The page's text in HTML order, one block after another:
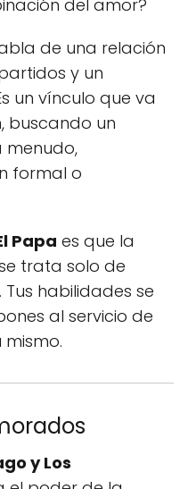
del amor?
de una relación
y un
un vínculo que va
buscando un
menudo,
formal o
Papa es que la
trata solo de
habilidades se
al servicio de
y Los